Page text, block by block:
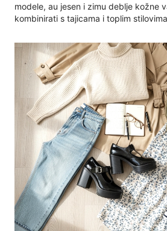
modele, au jesen i zimu deblje kožne
kombinirati s tajicama i toplim